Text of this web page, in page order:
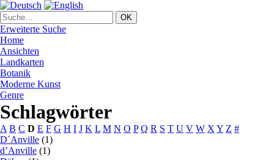
Erweiterte Suche
Home
Ansichten
Landkarten
Botanik
Moderne Kunst
Genre
Schlagwörter
A B C D E F G H I J K L M N O P Q R S T U V W X Y Z #
D´Anville (1)
d’Anville (1)